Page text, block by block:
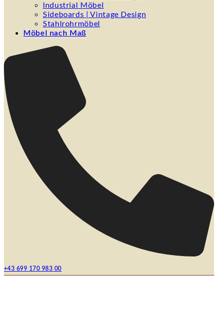
Industrial Möbel
Sideboards | Vintage Design
Stahlrohrmöbel
Möbel nach Maß
+43 699 170 983 00